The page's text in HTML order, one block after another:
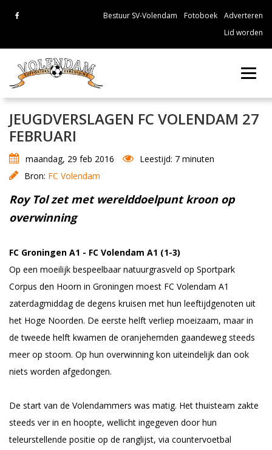
Bestuur SV-Volendam Fotoboek
Adverteren
Lid worden
JEUGDVERSLAGEN FC VOLENDAM 27
FEBRUARI
maandag, 29 feb 2016
Leestijd: 7 minuten
Bron: FC Volendam
Roy Tol zet met werelddoelpunt kroon op
overwinning
FC Groningen A1 - FC Volendam A1 (1-3)
Op een moeilijk bespeelbaar natuurgrasveld op Sportpark
Corpus den Hoorn in Groningen moest FC Volendam A1
zaterdagmiddag de degens kruisen met hun leeftijdgenoten uit
het Hoge Noorden. De eerste helft verliep moeizaam, maar in
de tweede helft kwamen de oranjehemden gaandeweg steeds
meer op stoom. Op hun overwinning kon uiteindelijk dan ook
niets worden afgedongen.
De start van de Volendammers was matig. Het thuisteam zakte
steeds ver in en hoopte, wellicht ingegeven door hun
teleurstellende positie op de ranglijst, via countervoetbal